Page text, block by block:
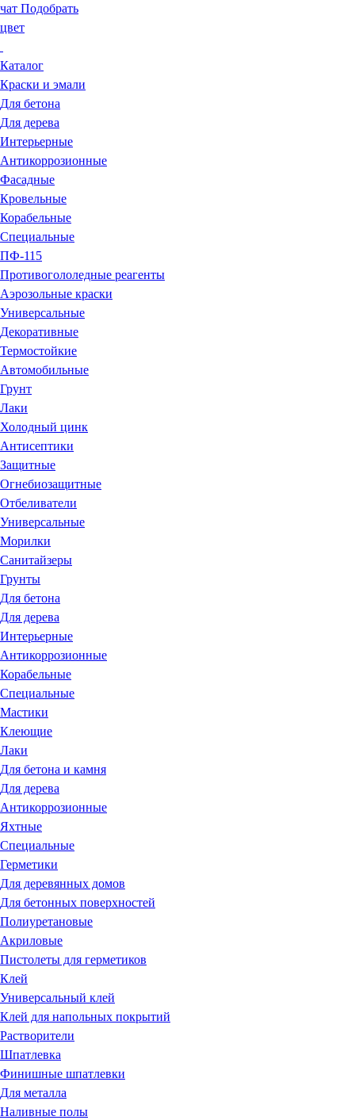
чат Подобрать
цвет
Каталог
Краски и эмали
Для бетона
Для дерева
Интерьерные
Антикоррозионные
Фасадные
Кровельные
Корабельные
Специальные
ПФ-115
Противогололедные реагенты
Аэрозольные краски
Универсальные
Декоративные
Термостойкие
Автомобильные
Грунт
Лаки
Холодный цинк
Антисептики
Защитные
Огнебиозащитные
Отбеливатели
Универсальные
Морилки
Санитайзеры
Грунты
Для бетона
Для дерева
Интерьерные
Антикоррозионные
Корабельные
Специальные
Мастики
Клеющие
Лаки
Для бетона и камня
Для дерева
Антикоррозионные
Яхтные
Специальные
Герметики
Для деревянных домов
Для бетонных поверхностей
Полиуретановые
Акриловые
Пистолеты для герметиков
Клей
Универсальный клей
Клей для напольных покрытий
Растворители
Шпатлевка
Финишные шпатлевки
Для металла
Наливные полы